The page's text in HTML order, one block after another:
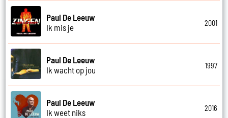
Paul De Leeuw
Ik mis je
2001
Paul De Leeuw
Ik wacht op jou
1997
Paul De Leeuw
Ik weet niks
2016